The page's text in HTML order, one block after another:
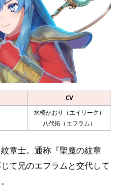
CV
水橋かおり（エイリーク）
八代拓（エフラム）
章士。通称『聖魔の紋章
て兄のエフラムと交代して